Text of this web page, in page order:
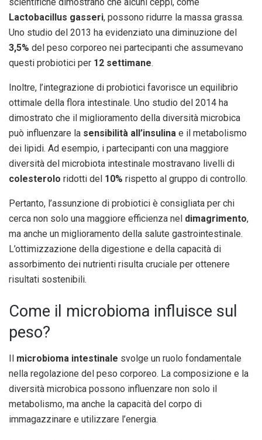
scientifiche dimostrano che alcuni ceppi, come
Lactobacillus gasseri, possono ridurre la massa grassa.
Uno studio del 2013 ha evidenziato una diminuzione del
3,5% del peso corporeo nei partecipanti che assumevano
questi probiotici per 12 settimane.
Inoltre, l’integrazione di probiotici favorisce un equilibrio
ottimale della flora intestinale. Uno studio del 2014 ha
dimostrato che il miglioramento della diversità microbica
può influenzare la sensibilità all’insulina e il metabolismo
dei lipidi. Ad esempio, i partecipanti con una maggiore
diversità del microbiota intestinale mostravano livelli di
colesterolo ridotti del 10% rispetto al gruppo di controllo.
Pertanto, l’assunzione di probiotici è consigliata per chi
cerca non solo una maggiore efficienza nel dimagrimento,
ma anche un miglioramento della salute gastrointestinale.
L’ottimizzazione della digestione e della capacità di
assorbimento dei nutrienti risulta cruciale per ottenere
risultati sostenibili.
Come il microbioma influisce sul
peso?
Il microbioma intestinale svolge un ruolo fondamentale
nella regolazione del peso corporeo. La composizione e la
diversità microbica possono influenzare non solo il
metabolismo, ma anche la capacità del corpo di
immagazzinare e utilizzare l’energia.